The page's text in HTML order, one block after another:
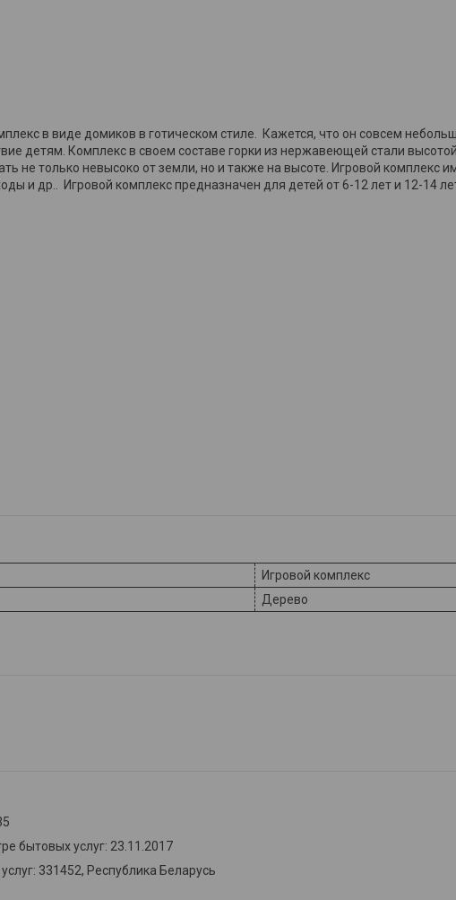
в виде домиков в готическом стиле. Кажется, что он совсем
детям. Комплекс в своем составе горки из нержавеющей стали
не только невысоко от земли, но и также на высоте. Игровой комплекс
и др.. Игровой комплекс предназначен для детей от 6-12 лет и 12-14
Игровой комплекс
Дерево
бытовых услуг: 23.11.2017
331452, Республика Беларусь